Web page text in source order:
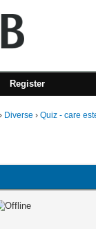
Register
› Diverse ›Quiz - care